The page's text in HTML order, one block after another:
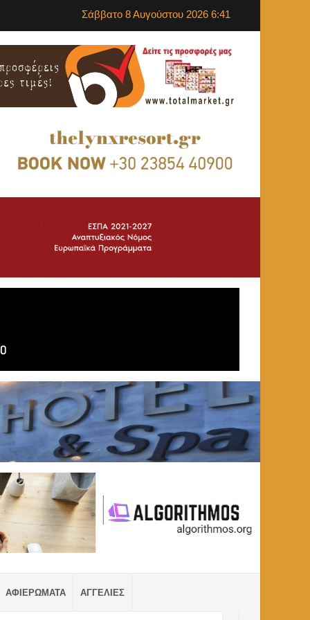
Σάββατο 8 Αυγούστου 2026 6:41
ΑΦΙΕΡΩΜΑΤΑ ΑΓΓΕΛΙΕΣ